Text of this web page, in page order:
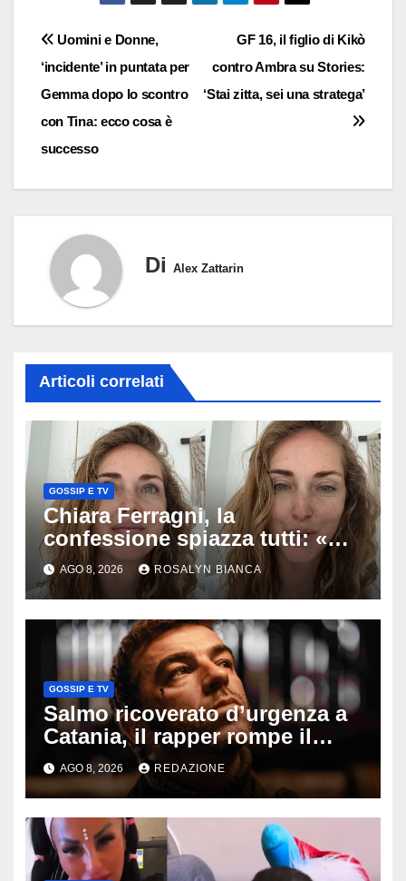
Navigazione
articoli
GF 16, il figlio di Kikò
contro Ambra su Stories:
‘Stai zitta, sei una stratega’
Uomini e Donne,
‘incidente’ in puntata per
Gemma dopo lo scontro
con Tina: ecco cosa è
successo
Di Alex Zattarin
Articoli correlati
GOSSIP E TV
Chiara Ferragni, la
confessione spiazza tutti: «Un
mio ex voleva che mi rifacessi
il seno». Poi svela i ritocchi di
cui si è pentita
AGO 8, 2026 ROSALYN BIANCA
GOSSIP E TV
Salmo ricoverato d’urgenza a
Catania, il rapper rompe il
silenzio dopo la notte in
ospedale: come sta e cosa
succede al tour
AGO 8, 2026 REDAZIONE